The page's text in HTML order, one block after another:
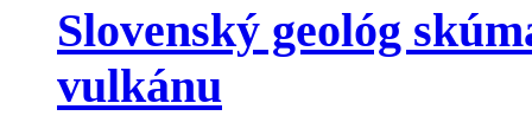
Slovenský geológ
vulkánu